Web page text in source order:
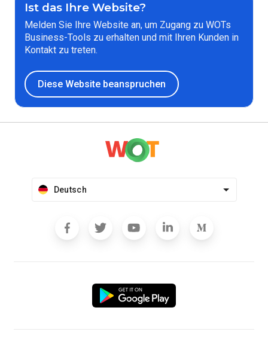
Ist das Ihre Website?
Melden Sie Ihre Website an, um Zugang zu WOTs
Business-Tools zu erhalten und mit Ihren Kunden in
Kontakt zu treten.
Diese Website beanspruchen
Deutsch